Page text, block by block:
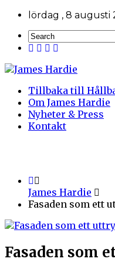
lördag , 8 augusti
Tillbaka till
Om James Hardie
Nyheter & Press
Kontakt
James Hardie
Fasaden som ett
Fasaden som